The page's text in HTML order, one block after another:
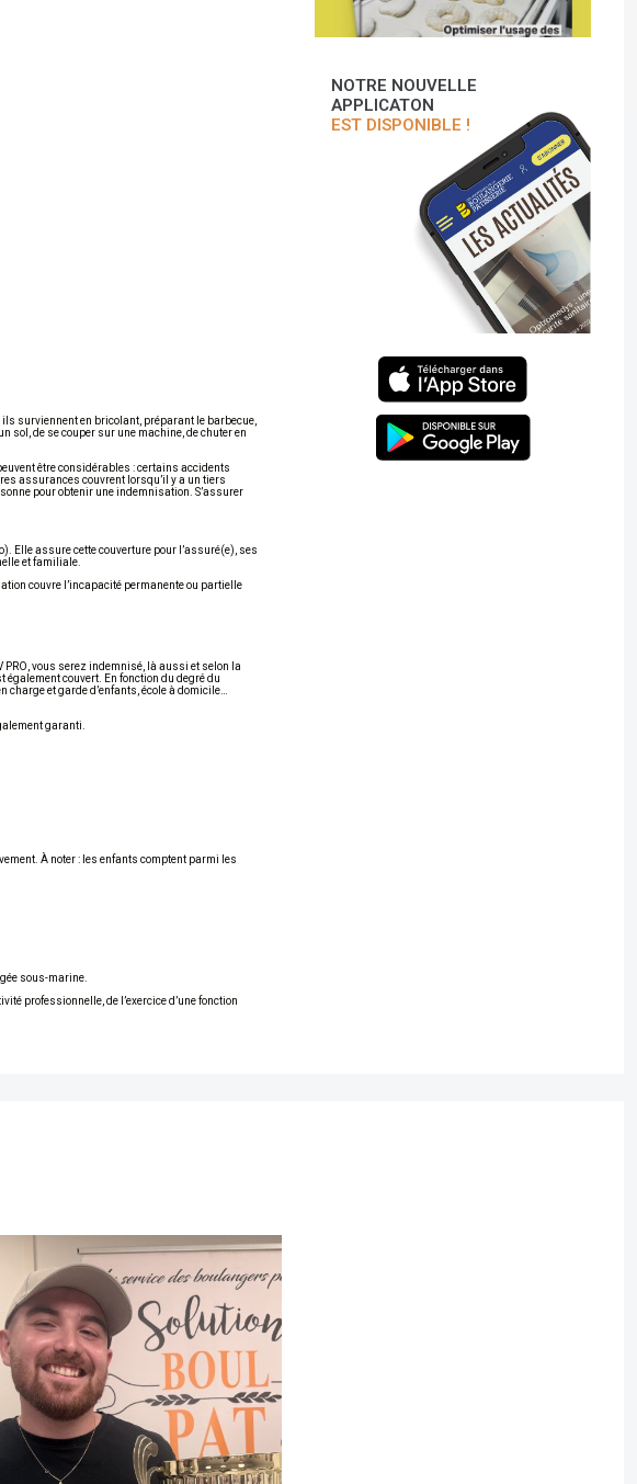
surviennent en bricolant, préparant le barbecue,
sol, de se couper sur une machine, de chuter en
être considérables : certains accidents
assurances couvrent lorsqu’il y a un tiers
pour obtenir une indemnisation. S’assurer
Elle assure cette couverture pour l’assuré(e), ses
et familiale.
couvre l’incapacité permanente ou partielle
PRO, vous serez indemnisé, là aussi et selon la
couvert. En fonction du degré du
et garde d’enfants, école à domicile…
garanti.
À noter : les enfants comptent parmi les
sous-marine.
professionnelle, de l’exercice d’une fonction
NOTRE NOUVELLE
APPLICATON
EST DISPONIBLE !